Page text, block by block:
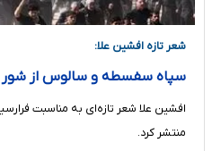
شعر تازه افشین علا:
سپاه سفسطه و سالوس از شور
افشین علا شعر تازه‌ای به مناسبت
منتشر کرد.